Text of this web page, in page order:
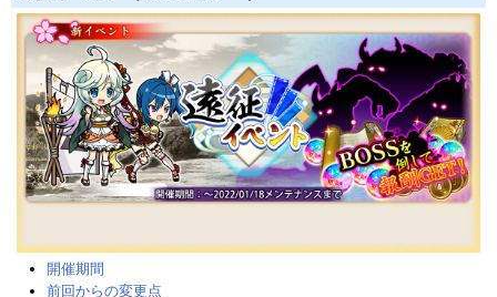
開催期間
前回からの変更点